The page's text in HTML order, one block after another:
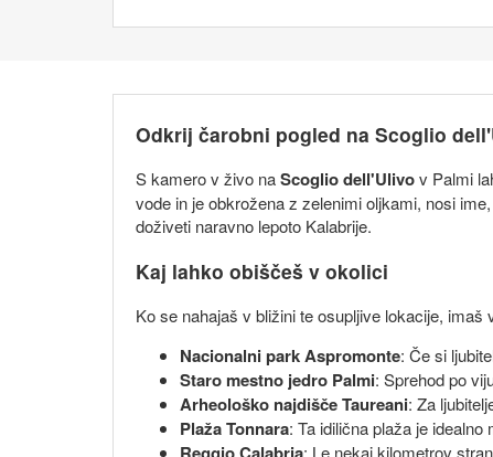
Odkrij čarobni pogled na Scoglio
S kamero v živo naScoglio dell'Ulivov Palmi
vode in je obkrožena z zelenimi oljkami, nosi
doživeti naravno lepoto Kalabrije.
Kaj lahko obiščeš v okolici
Ko se nahajaš v bližini te osupljive lokacije,
Nacionalni park Aspromonte: Če si
Staro mestno jedro Palmi: Sprehod po
Arheološko najdišče Taureani: Za
Plaža Tonnara: Ta idilična plaža je
: Le nekaj kilometrov